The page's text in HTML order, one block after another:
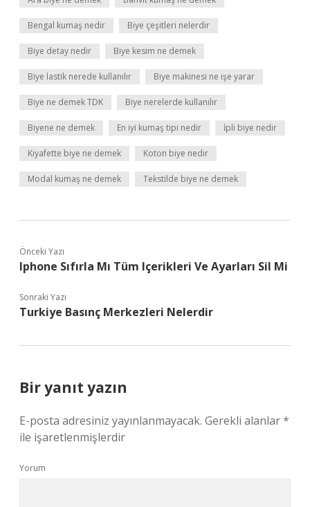
Bengal kumaş nedir Biye çeşitleri nelerdir
Biye detay nedir Biye kesim ne demek
Biye lastik nerede kullanılır Biye makinesi ne işe yarar
Biye ne demek TDK Biye nerelerde kullanılır
Biyene ne demek En iyi kumaş tipi nedir İpli biye nedir
Kıyafette biye ne demek Koton biye nedir
Modal kumaş ne demek Tekstilde biye ne demek
Önceki Yazı
Iphone Sıfırla Mı Tüm Içerikleri Ve Ayarları Sil Mi
Sonraki Yazı
Turkiye Basınç Merkezleri Nelerdir
Bir yanıt yazın
E-posta adresiniz yayınlanmayacak. Gerekli alanlar*
ile işaretlenmişlerdir
Yorum